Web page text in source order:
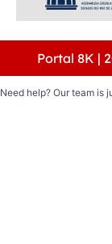
Portal 8K |
Need help? Our team is